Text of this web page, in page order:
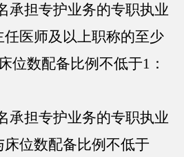
承担专护业务的专职执业
任医师及以上职称的至少
位数配备比例不低于1：
承担专护业务的专职执业
位数配备比例不低于